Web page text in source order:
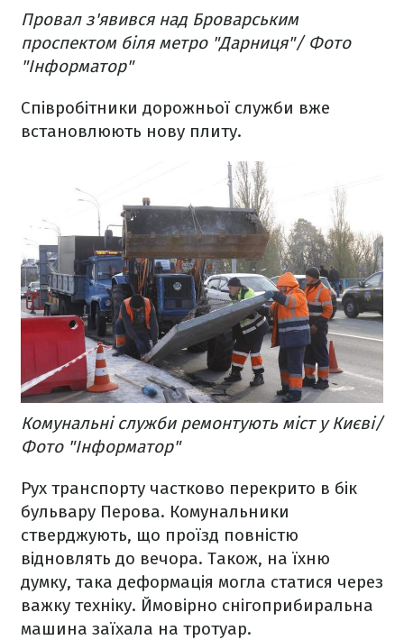
Провал з'явився над Броварським
проспектом біля метро "Дарниця"/ Фото
"Інформатор"
Співробітники дорожньої служби вже
встановлюють нову плиту.
Комунальні служби ремонтують міст у Києві/
Фото "Інформатор"
Рух транспорту частково перекрито в бік
бульвару Перова. Комунальники
стверджують, що проїзд повністю
відновлять до вечора. Також, на їхню
думку, така деформація могла статися через
важку техніку. Ймовірно снігоприбиральна
машина заїхала на тротуар.